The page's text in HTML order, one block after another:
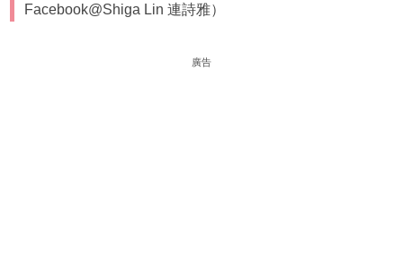
Facebook@Shiga Lin 連詩雅）
廣告